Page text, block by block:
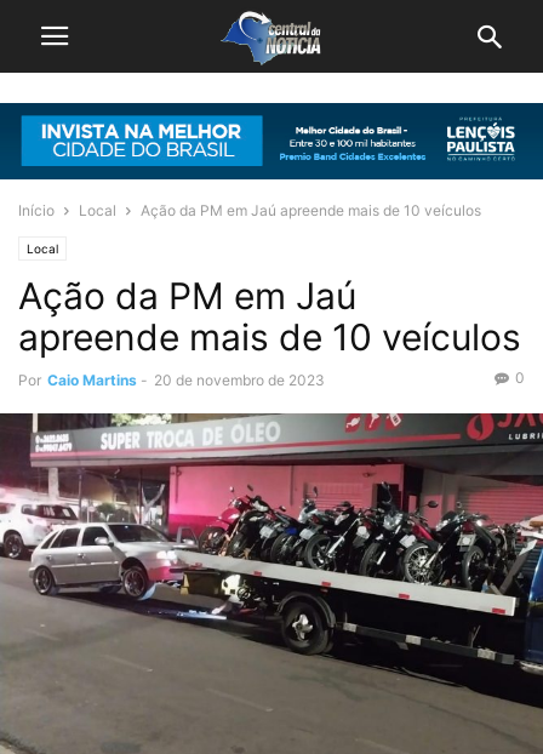
Início Local Ação da PM em Jaú apreende mais de 10 veículos
Local
Ação da PM em Jaú
apreende mais de 10 veículos
Por Caio Martins - 20 de novembro de 2023 0